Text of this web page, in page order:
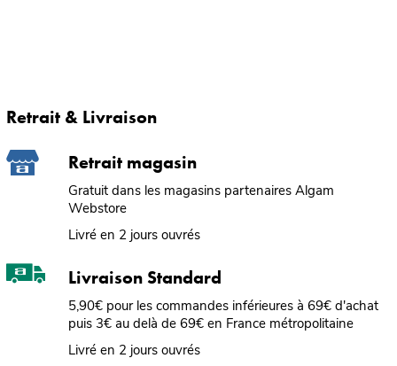
Retrait & Livraison
Retrait magasin
Gratuit dans les magasins partenaires Algam
Webstore
Livré en 2 jours ouvrés
Livraison Standard
5,90€ pour les commandes inférieures à 69€ d'achat
puis 3€ au delà de 69€ en France métropolitaine
Livré en 2 jours ouvrés